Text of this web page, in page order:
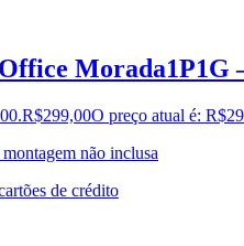
Morada1P1G
R$299,00O preço atual é:
não inclusa
de crédito